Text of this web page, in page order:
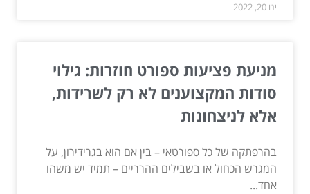
ינו 20, 2022
מניעת פציעות ספורט חוזרות: גילוי
סודות המקצוענים לא רק לשרידות,
אלא לניצחונות
בהרפתקה של כל ספורטאי – בין אם הוא בגרידירון, על
המגרש הכחול או בשבילים ההרריים – תמיד יש משהו
אחד...